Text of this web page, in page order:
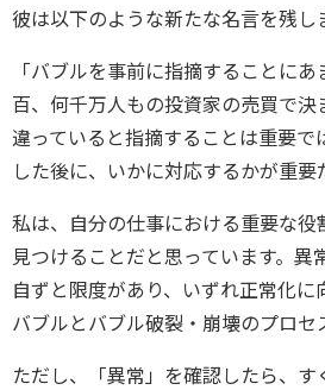
彼は以下のような新たな名言を残し
「バブルを事前に指摘することに
百、何千万人もの投資家の売買で決
違っていると指摘することは重要で
した後に、いかに対応するかが重要
私は、自分の仕事における重要な役
見つけることだと思っています。異
自ずと限度があり、いずれ正常化に
バブルとバブル破裂・崩壊のプロセ
ただし、「異常」を確認したら、